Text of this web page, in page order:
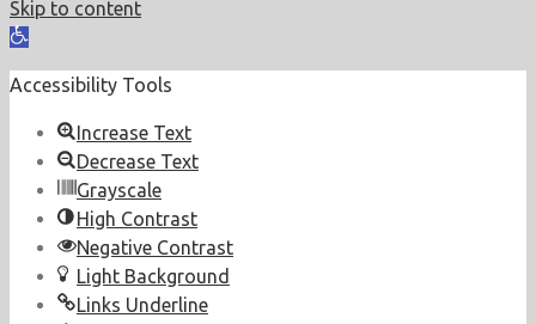
Skip to content
Open
Accessibility Tools
Increase Text
Decrease Text
Grayscale
High Contrast
Negative Contrast
Light Background
Links Underline